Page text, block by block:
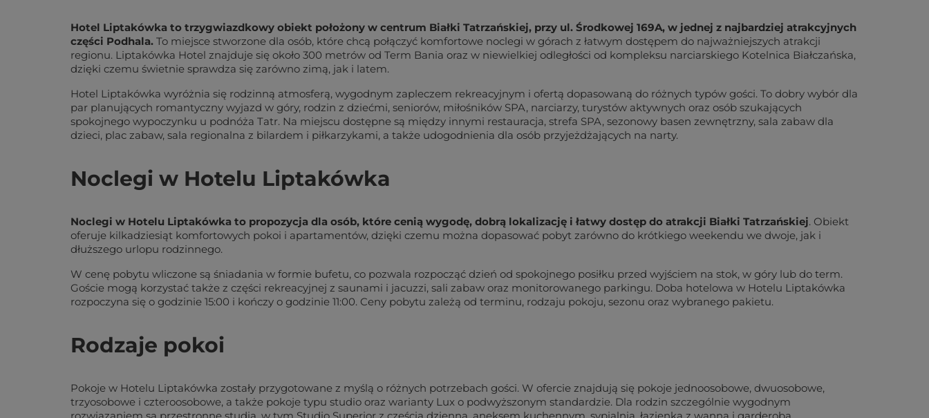
Hotel Liptakówka to trzygwiazdkowy obiekt położony w centrum Białki Tatrzańskiej, przy ul. Środkowej 169A, w jednej z najbardziej atrakcyjnych
części Podhala. To miejsce stworzone dla osób, które chcą połączyć komfortowe noclegi w górach z łatwym dostępem do najważniejszych atrakcji
regionu. Liptakówka Hotel znajduje się około 300 metrów od Term Bania oraz w niewielkiej odległości od kompleksu narciarskiego Kotelnica Białczańska,
dzięki czemu świetnie sprawdza się zarówno zimą, jak i latem.
Hotel Liptakówka wyróżnia się rodzinną atmosferą, wygodnym zapleczem rekreacyjnym i ofertą dopasowaną do różnych typów gości. To dobry wybór dla
par planujących romantyczny wyjazd w góry, rodzin z dziećmi, seniorów, miłośników SPA, narciarzy, turystów aktywnych oraz osób szukających
spokojnego wypoczynku u podnóża Tatr. Na miejscu dostępne są między innymi restauracja, strefa SPA, sezonowy basen zewnętrzny, sala zabaw dla
dzieci, plac zabaw, sala regionalna z bilardem i piłkarzykami, a także udogodnienia dla osób przyjeżdżających na narty.
Noclegi w Hotelu Liptakówka
Noclegi w Hotelu Liptakówka to propozycja dla osób, które cenią wygodę, dobrą lokalizację i łatwy dostęp do atrakcji Białki Tatrzańskiej. Obiekt
oferuje kilkadziesiąt komfortowych pokoi i apartamentów, dzięki czemu można dopasować pobyt zarówno do krótkiego weekendu we dwoje, jak i
dłuższego urlopu rodzinnego.
W cenę pobytu wliczone są śniadania w formie bufetu, co pozwala rozpocząć dzień od spokojnego posiłku przed wyjściem na stok, w góry lub do term.
Goście mogą korzystać także z części rekreacyjnej z saunami i jacuzzi, sali zabaw oraz monitorowanego parkingu. Doba hotelowa w Hotelu Liptakówka
rozpoczyna się o godzinie 15:00 i kończy o godzinie 11:00. Ceny pobytu zależą od terminu, rodzaju pokoju, sezonu oraz wybranego pakietu.
Rodzaje pokoi
Pokoje w Hotelu Liptakówka zostały przygotowane z myślą o różnych potrzebach gości. W ofercie znajdują się pokoje jednoosobowe, dwuosobowe,
trzyosobowe i czteroosobowe, a także pokoje typu studio oraz warianty Lux o podwyższonym standardzie. Dla rodzin szczególnie wygodnym